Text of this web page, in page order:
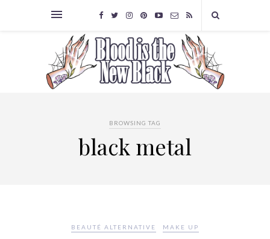
BROWSING TAG
black metal
BEAUTÉ ALTERNATIVE MAKE UP